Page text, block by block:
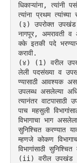
धिकाऱ्यांना, त्यांनी
त्यांना प्रथम त्यांच्या
(३) उपरोक्त उपखंड
नागपूर, अमरावती व
क्के इतकी पदे
करावी.
(४) (1) वरील
लेली पदसंख्या व
ण्यासाठी आवश्यक
उपलब्ध असलेल्या
त्यानंतर
पाच महसुली
विभागाचा भाग
सुनिश्चित करण्यात
म्हणजे कोकण
विभागांसाठी
(ii) वरील उपखंड (i)